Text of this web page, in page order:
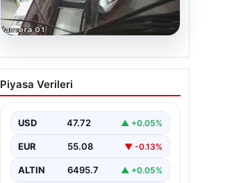
06.08.2026
Bahçelievler’de Tahliye
Edilen Binanın Çöküşü
Önlemler
İstanbul’un Bahçelievler ilçesinde
gece saatlerinde yaşanan olay,
Yenibosna Merkez Mahallesi
Taşova Sokak’ta bulunan dört…
Piyasa Verileri
USD 47.72 ▲ +0.05%
EUR 55.08 ▼ -0.13%
ALTIN 6495.7 ▲ +0.05%